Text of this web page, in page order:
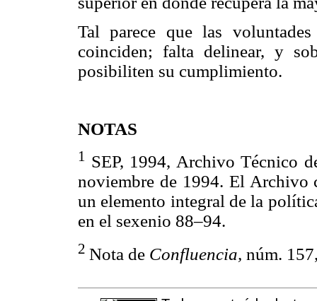
Tal parece que las
coinciden; falta delinear, y
posibiliten su cumplimiento.
NOTAS
1 SEP, 1994, Archivo Técnico
noviembre de 1994. El Archivo
un elemento integral de la
en el sexenio 88–94.
2 Nota de Confluencia, núm.